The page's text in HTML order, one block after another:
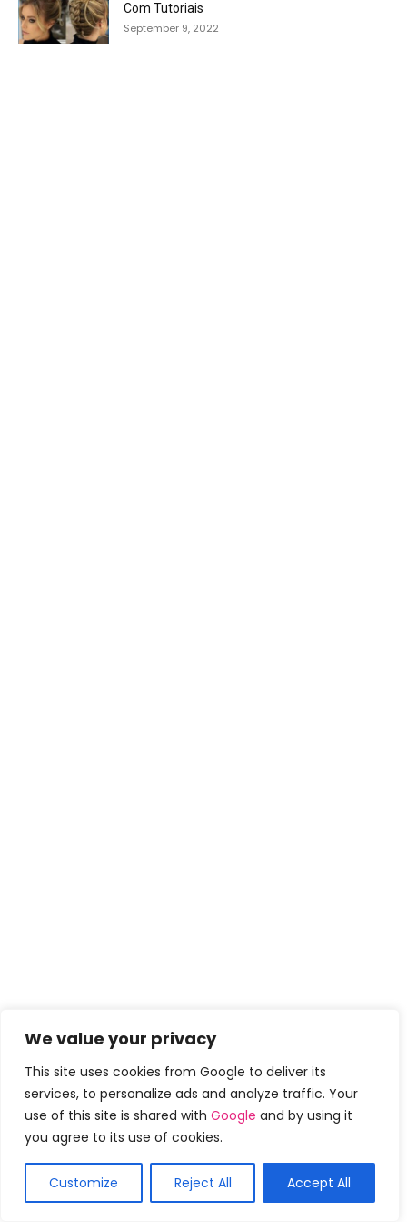
We value your privacy
This site uses cookies from Google to deliver its
services, to personalize ads and analyze traffic. Your
use of this site is shared with Google and by using it
you agree to its use of cookies.
Customize Reject All Accept All
Com Tutoriais
September 9, 2022